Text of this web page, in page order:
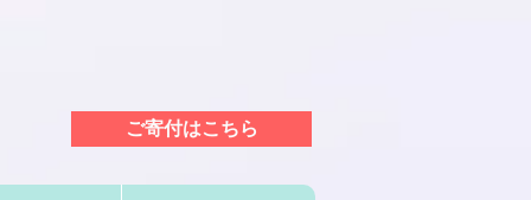
ご寄付はこちら